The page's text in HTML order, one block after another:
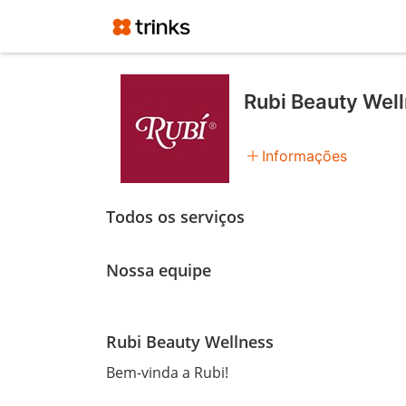
Rubi Beauty
add Informações
Todos os serviços
Nossa equipe
Rubi Beauty Wellness
Bem-vinda a Rubi!